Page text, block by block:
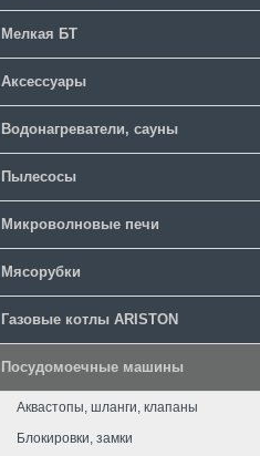
Мелкая БТ
Аксессуары
Водонагреватели, сауны
Пылесосы
Микроволновые печи
Мясорубки
Газовые котлы ARISTON
Посудомоечные машины
Аквастопы, шланги, клапаны
Блокировки, замки